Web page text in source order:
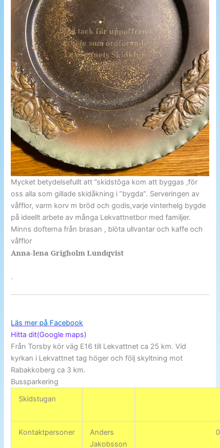
Mycket betydelsefullt att ”skidstôga kom att byggas ,för
oss alla som gillade skidåkning i ”bygda”. Serveringen av
våfflor, varm korv m bröd och godis,varje vinterhelg bygde
på ideellt arbete av många Lekvattnetbor med familjer.
Minns dofterna från brasan , blöta ullvantar och kaffe och
våfflor
Anna-lena Grigholm Lundqvist
.
Läs mer på Facebook
Hitta dit(Google maps)
Från Torsby kör väg E16 till Lekvattnet ca 25 km. Vid
kyrkan i Lekvattnet tag höger och följ skyltning mot
Rabakkoberg ca 3 km.
Bussparkering
Skidstugan
Kontaktpersoner
Anders
Jakobsson